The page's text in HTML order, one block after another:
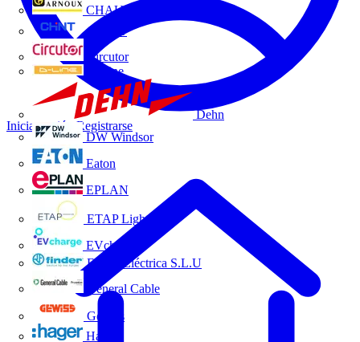
CHAUVIN ARNOUX
CHINT
Circutor
D-Line
Dehn
DW Windsor
Eaton
EPLAN
ETAP Lighting
EVcharge
Finder Eléctrica S.L.U
General Cable
Gewiss
Hager
Iniciar sesión Registrarse